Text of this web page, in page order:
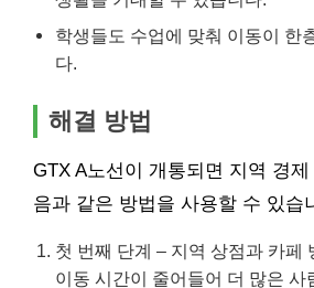
학생들도 수업에 맞춰 이동이 한
다.
해결 방법
GTX A노선이 개통되면 지역 경
음과 같은 방법을 사용할 수 있습
첫 번째 단계 – 지역 상점과 카페
이동 시간이 줄어들어 더 많은 사